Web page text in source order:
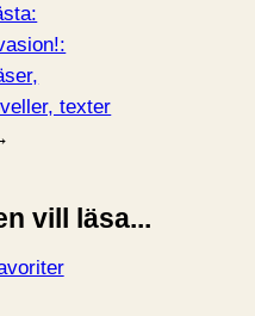
texter
vill läsa...